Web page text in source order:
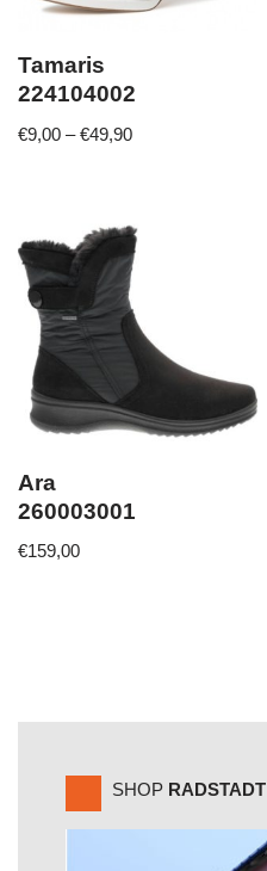
Tamaris
224104002
€9,00 –€49,90
Ara
260003001
€159,00
SHOP RADSTADT